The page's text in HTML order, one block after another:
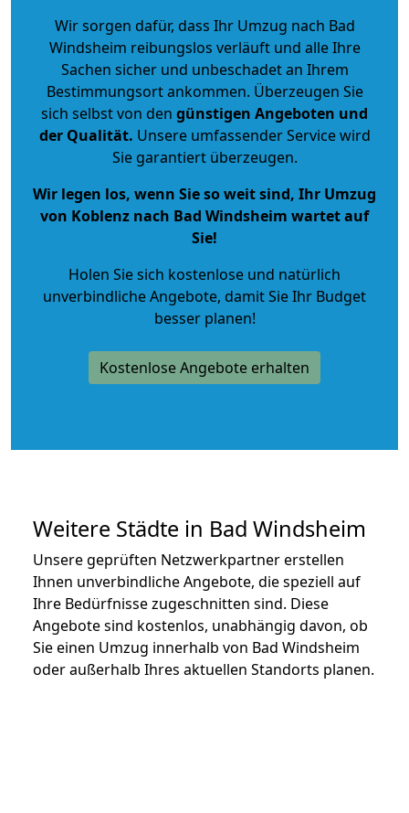
Wir sorgen dafür, dass Ihr Umzug nach Bad
Windsheim reibungslos verläuft und alle Ihre
Sachen sicher und unbeschadet an Ihrem
Bestimmungsort ankommen. Überzeugen Sie
sich selbst von den günstigen Angeboten und
der Qualität. Unsere umfassender Service wird
Sie garantiert überzeugen.
Wir legen los, wenn Sie so weit sind, Ihr Umzug
von Koblenz nach Bad Windsheim wartet auf
Sie!
Holen Sie sich kostenlose und natürlich
unverbindliche Angebote, damit Sie Ihr Budget
besser planen!
Kostenlose Angebote erhalten
Weitere Städte in Bad Windsheim
Unsere geprüften Netzwerkpartner erstellen
Ihnen unverbindliche Angebote, die speziell auf
Ihre Bedürfnisse zugeschnitten sind. Diese
Angebote sind kostenlos, unabhängig davon, ob
Sie einen Umzug innerhalb von Bad Windsheim
oder außerhalb Ihres aktuellen Standorts planen.